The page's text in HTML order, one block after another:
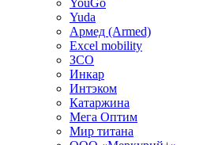
YouGo
Yuda
Армед (Armed)
Еxcel mobility
ЗСО
Инкар
Интэком
Катаржина
Мега Оптим
Мир титана